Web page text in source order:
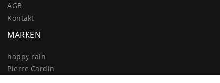
AGB
Kontakt
MARKEN
happy rain
Pierre Cardin